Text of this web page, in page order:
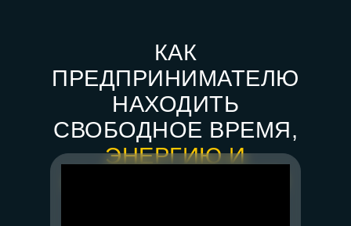
КАК
ПРЕДПРИНИМАТЕЛЮ
НАХОДИТЬ
СВОБОДНОЕ ВРЕМЯ,
ЭНЕРГИЮ И